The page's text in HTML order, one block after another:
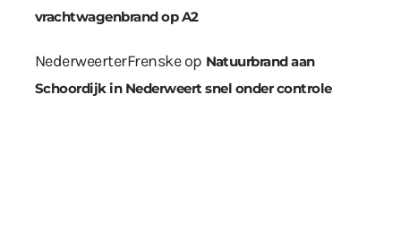
vrachtwagenbrand op A2
NederweerterFrenskeop Natuurbrand aan
Schoordijk in Nederweert snel onder controle